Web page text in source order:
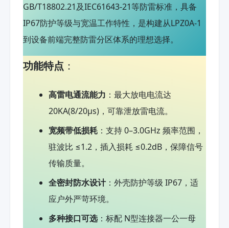
GB/T18802.21及IEC61643-21等防雷标准，具备
IP67防护等级与宽温工作特性，是构建从LPZ0A-1
到设备前端完整防雷分区体系的理想选择。
功能特点 ：
高雷电通流能力 ：最大放电电流达
20KA(8/20μs)，可靠泄放雷电流。
宽频带低损耗 ：支持 0–3.0GHz 频率范围，
驻波比 ≤1.2，插入损耗 ≤0.2dB，保障信号
传输质量。
全密封防水设计：外壳防护等级 IP67，适
应户外严苛环境。
多种接口可选：标配 N型连接器一公一母